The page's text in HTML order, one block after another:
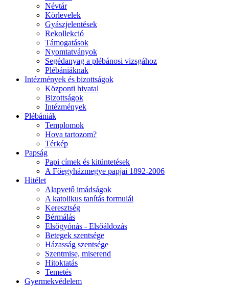
Névtár
Körlevelek
Gyászjelentések
Rekollekció
Támogatások
Nyomtatványok
Segédanyag a plébánosi vizsgához
Plébániáknak
Intézmények és bizottságok
Központi hivatal
Bizottságok
Intézmények
Plébániák
Templomok
Hova tartozom?
Térkép
Papság
Papi címek és kitüntetések
A Főegyházmegye papjai 1892-2006
Hitélet
Alapvető imádságok
A katolikus tanítás formulái
Keresztség
Bérmálás
Elsőgyónás - Elsőáldozás
Betegek szentsége
Házasság szentsége
Szentmise, miserend
Hitoktatás
Temetés
Gyermekvédelem